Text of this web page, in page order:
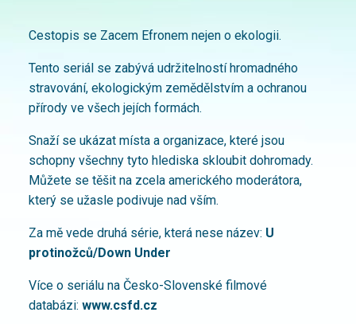
Cestopis se Zacem Efronem nejen o ekologii.
Tento seriál se zabývá udržitelností hromadného
stravování, ekologickým zemědělstvím a ochranou
přírody ve všech jejích formách.
Snaží se ukázat místa a organizace, které jsou
schopny všechny tyto hlediska skloubit dohromady.
Můžete se těšit na zcela amerického moderátora,
který se užasle podivuje nad vším.
Za mě vede druhá série, která nese název: U
protinožců/Down Under
Více o seriálu na Česko-Slovenské filmové
databázi: www.csfd.cz